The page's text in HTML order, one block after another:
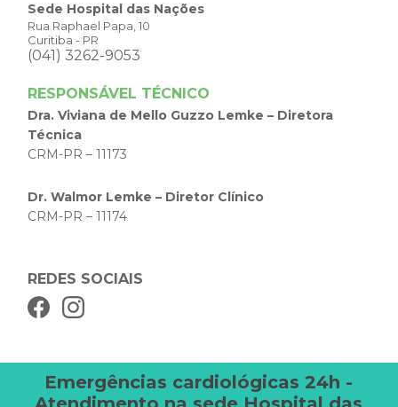
Sede Hospital das Nações
Rua Raphael Papa, 10
Curitiba - PR
(041) 3262-9053
RESPONSÁVEL TÉCNICO
Dra. Viviana de Mello Guzzo Lemke – Diretora
Técnica
CRM-PR – 11173
Dr. Walmor Lemke – Diretor Clínico
CRM-PR – 11174
REDES SOCIAIS
Emergências cardiológicas 24h -